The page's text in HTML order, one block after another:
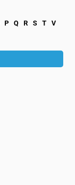
P Q R S T
V